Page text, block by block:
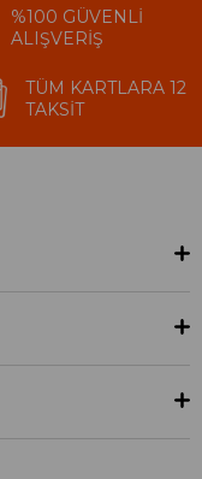
%100 GÜVENLI
ALIŞVERIŞ
TÜM KARTLARA 12
TAKSIT